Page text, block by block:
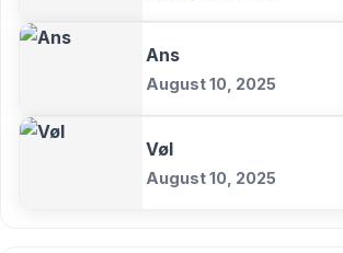
Ans
August 10, 2025
Vøl
August 10, 2025